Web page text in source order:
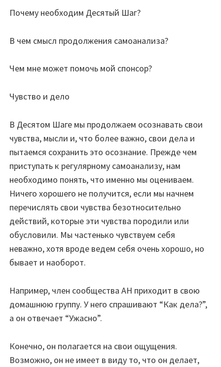
Почему необходим Десятый Шаг?
В чем смысл продолжения самоанализа?
Чем мне может помочь мой спонсор?
Чувство и дело
В Десятом Шаге мы продолжаем осознавать свои
чувства, мысли и, что более важно, свои дела и
пытаемся сохранить это осознание. Прежде чем
приступать к регулярному самоанализу, нам
необходимо понять, что именно мы оцениваем.
Ничего хорошего не получится, если мы начнем
перечислять свои чувства безотносительно
действий, которые эти чувства породили или
обусловили. Мы частенько чувствуем себя
неважно, хотя вроде ведем себя очень хорошо, но
бывает и наоборот.
Например, член сообщества АН приходит в свою
домашнюю группу. У него спрашивают “Как дела?”,
а он отвечает “Ужасно”.
Конечно, он полагается на свои ощущения.
Возможно, он не имеет в виду то, что он делает,